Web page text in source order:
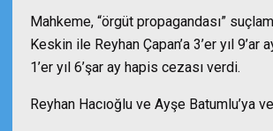
Mahkeme, “örgüt propagandası”
Keskin ile Reyhan Çapan’a 3’er yıl 9’ar
1’er yıl 6’şar ay hapis cezası verdi.
Reyhan Hacıoğlu ve Ayşe Batumlu’ya